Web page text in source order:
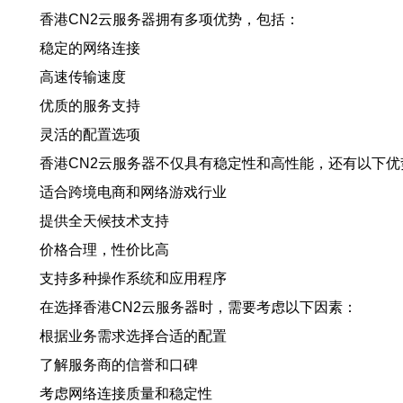
香港CN2云服务器拥有多项优势，包括：
稳定的网络连接
高速传输速度
优质的服务支持
灵活的配置选项
香港CN2云服务器不仅具有稳定性和高性能，还有以下
适合跨境电商和网络游戏行业
提供全天候技术支持
价格合理，性价比高
支持多种操作系统和应用程序
在选择香港CN2云服务器时，需要考虑以下因素：
根据业务需求选择合适的配置
了解服务商的信誉和口碑
考虑网络连接质量和稳定性